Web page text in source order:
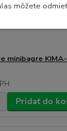
minibagre
Pridať do
môžete